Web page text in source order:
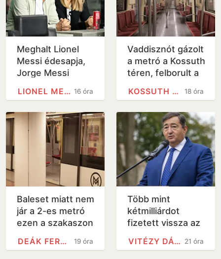
Meghalt Lionel
Messi édesapja,
Jorge Messi
16 óra
LIONEL MESSI
Vaddisznót gázolt
a metró a Kossuth
téren, felborult a
videó
18 óra
KOSSUTH TÉREN
Baleset miatt nem
jár a 2-es metró
ezen a szakaszon
19 óra
DEÁK FERENC TÉR METRÓÁLLOMÁS
Több mint
kétmilliárdot
fizetett vissza az
államnak egy
Mészáros
21 óra
VITÉZY DÁVID